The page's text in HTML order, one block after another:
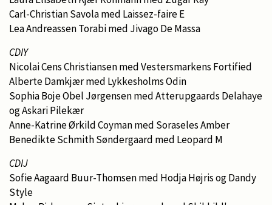
Carl-Christian Savola med Laissez-faire E
Lea Andreassen Torabi med Jivago De Massa
CDIY
Nicolai Cens Christiansen med Vestersmarkens Fortified
Alberte Damkjær med Lykkesholms Odin
Sophia Boje Obel Jørgensen med Atterupgaards Delahaye
og Askari Pilekær
Anne-Katrine Ørkild Coyman med Soraseles Amber
Benedikte Schmith Søndergaard med Leopard M
CDIJ
Sofie Aagaard Buur-Thomsen med Hodja Højris og Dandy
Style